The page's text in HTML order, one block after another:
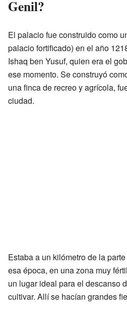
Genil?
El palacio fue construido como
palacio fortificado) en el año
Ishaq ben Yusuf, quien era el
ese momento. Se construyó
una finca de recreo y agrícola,
ciudad.
Estaba a un kilómetro de la
esa época, en una zona muy
un lugar ideal para el descanso
cultivar. Allí se hacían grandes